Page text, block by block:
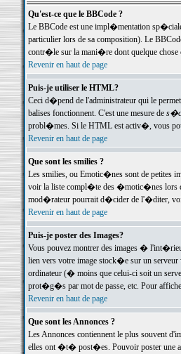
Qu'est-ce que le BBCode ?
Le BBCode est une impl�mentation
particulier lors de sa composition). Le
contr�le sur la mani�re dont quelque
Revenir en haut de page
Puis-je utiliser le HTML?
Ceci d�pend de l'administrateur qui le
balises fonctionnent. C'est une mesure de
probl�mes. Si le HTML est activ�, vous
Revenir en haut de page
Que sont les smilies ?
Les smilies, ou Emotic�nes sont de petites
voir la liste compl�te des �motic�nes lors de
mod�rateur pourrait d�cider de l'�diter,
Revenir en haut de page
Puis-je poster des Images?
Vous pouvez montrer des images �
lien vers votre image stock�e sur un
ordinateur (� moins que celui-ci soit un
prot�g�s par mot de passe, etc. Pour
Revenir en haut de page
Que sont les Annonces ?
Les Annonces contiennent le plus souvent
elles ont �t� post�es. Pouvoir poster une